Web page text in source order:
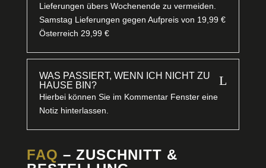
Lieferungen übers Wochenende zu vermeiden.
Samstag Lieferungen gegen Aufpreis von 19,99 €
Österreich 29,99 €
WAS PASSIERT, WENN ICH NICHT ZU
HAUSE BIN?
L
Hierbei können Sie im Kommentar Fenster eine
Notiz hinterlassen.
FAQ – ZUSCHNITT &